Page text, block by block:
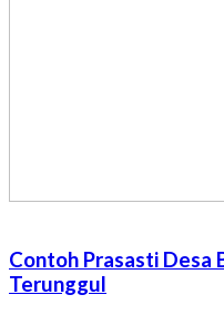
Contoh Prasasti Desa
Terunggul